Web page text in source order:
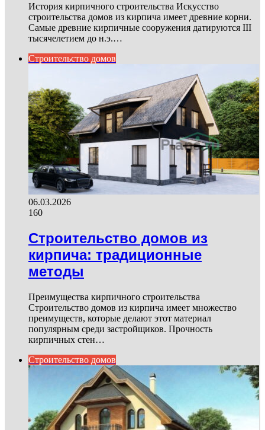
История кирпичного строительства Искусство
строительства домов из кирпича имеет древние корни.
Самые древние кирпичные сооружения датируются III
тысячелетием до н.э.…
Строительство домов
06.03.2026
160
Строительство домов из
кирпича: традиционные
методы
Преимущества кирпичного строительства
Строительство домов из кирпича имеет множество
преимуществ, которые делают этот материал
популярным среди застройщиков. Прочность
кирпичных стен…
Строительство домов